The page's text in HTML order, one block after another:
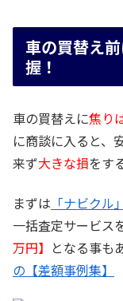
車の買替え
握！
車の買替えに焦り
に商談に入ると、
来ず大きな損をす
まずは 「ナビクル」
一括査定サービス
万円】 となる事も
の【差額事例集】